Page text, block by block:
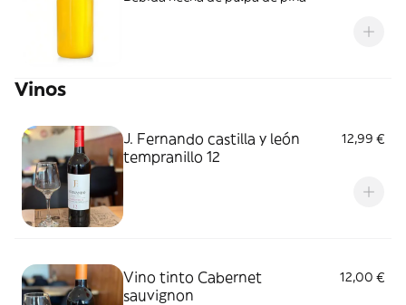
Vinos
J. Fernando castilla y león
tempranillo 12
12,99 €
Vino tinto Cabernet
sauvignon
12,00 €